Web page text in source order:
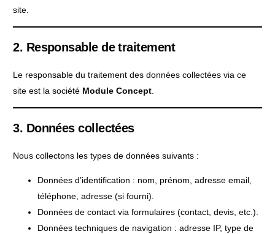
site.
2. Responsable de traitement
Le responsable du traitement des données collectées via ce
site est la société Module Concept
3. Données collectées
Nous collectons les types de données suivants :
Données d’identification : nom, prénom, adresse email,
téléphone, adresse (si fourni).
Données de contact via formulaires (contact, devis, etc.).
Données techniques de navigation : adresse IP, type de